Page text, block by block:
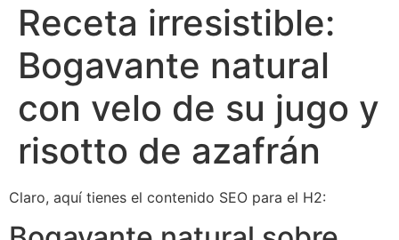
Receta irresistible:
Bogavante natural
con velo de su jugo y
risotto de azafrán
Claro, aquí tienes el contenido SEO para el H2: